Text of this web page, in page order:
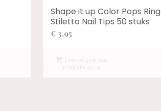
Shape it up Color Pops Ring
Stiletto Nail Tips 50 stuks
€ 3,95